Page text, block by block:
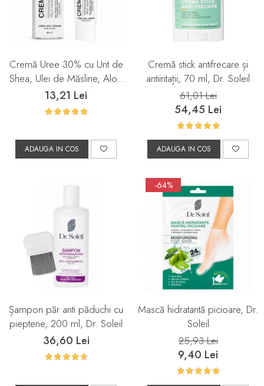
Cremă Uree 30% cu Unt de
Shea, Ulei de Măsline, Aloe
Vera și Extract de Lavandă,
50 ml, Dr. Soleil
13,21 Lei
ADAUGA IN COS
Cremă stick antifrecare și
antiiritații, 70 ml, Dr. Soleil
61,01 Lei
54,45 Lei
ADAUGA IN COS
Șampon păr anti păduchi cu
pieptene, 200 ml, Dr. Soleil
36,60 Lei
-64%
Mască hidratantă picioare, Dr.
Soleil
25,93 Lei
9,40 Lei